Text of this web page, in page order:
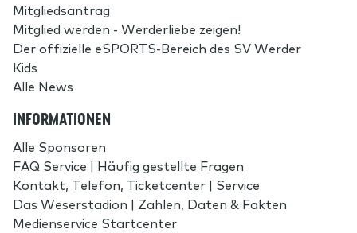
Mitgliedsantrag
Mitglied werden - Werderliebe zeigen!
Der offizielle eSPORTS-Bereich des SV Werder
Kids
Alle News
INFORMATIONEN
Alle Sponsoren
FAQ Service | Häufig gestellte Fragen
Kontakt, Telefon, Ticketcenter | Service
Das Weserstadion | Zahlen, Daten & Fakten
Medienservice Startcenter